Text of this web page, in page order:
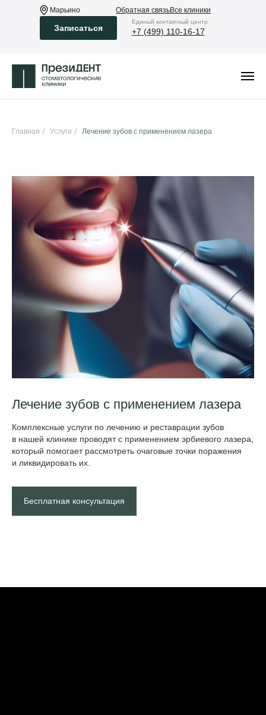
Обратная связьВсе клиники
Eдиный контактный центр
+7 (499) 110-16-17
Марьино
Записаться
Главная / Услуги / Лечение зубов с применением лазера
Лечение зубов с примен ением лазера
Комплексные услуги по лечению и реста врации зубов
в нашей клинике проводят с применением эрбиевого лазера,
который помогает рассмотреть очаговые точки поражения
и ликвидировать их.
Бесплатная консультация